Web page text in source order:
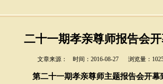
二十一期孝亲尊师报告会
文章来源： 时间：2016-08-27 浏览量：
第二十一期孝亲尊师主题报告会开幕